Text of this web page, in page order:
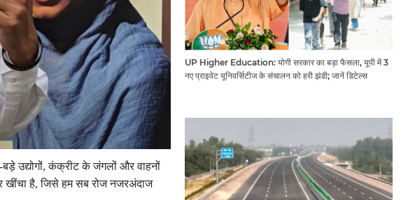
बड़े उद्योगों, कंक्रीट के जंगलों और वाहनों
है, जिसे हम सब रोज नजरअंदाज
UP Higher Education: योगी सरकार का बड़ा फैसला, यूपी में 3
नए प्राइवेट यूनिवर्सिटीज के संचालन को हरी झंडी; जानें डिटेल्स